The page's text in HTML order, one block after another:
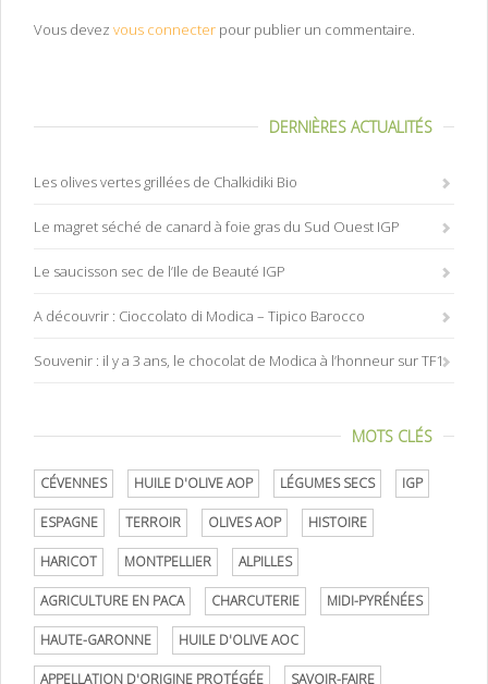
Vous devez vous connecter pour publier un commentaire.
DERNIÈRES ACTUALITÉS
Les olives vertes grillées de Chalkidiki Bio
Le magret séché de canard à foie gras du Sud Ouest IGP
Le saucisson sec de l’Ile de Beauté IGP
A découvrir : Cioccolato di Modica – Tipico Barocco
Souvenir : il y a 3 ans, le chocolat de Modica à l’honneur sur TF1
MOTS CLÉS
CÉVENNES HUILE D'OLIVE AOP LÉGUMES SECS IGP
ESPAGNE TERROIR OLIVES AOP HISTOIRE
HARICOT MONTPELLIER ALPILLES
AGRICULTURE EN PACA CHARCUTERIE MIDI-PYRÉNÉES
HAUTE-GARONNE HUILE D'OLIVE AOC
APPELLATION D'ORIGINE PROTÉGÉE SAVOIR-FAIRE